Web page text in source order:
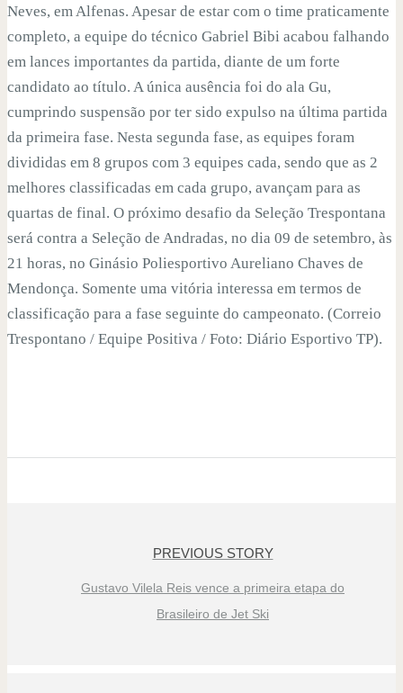
Neves, em Alfenas. Apesar de estar com o time praticamente
completo, a equipe do técnico Gabriel Bibi acabou falhando
em lances importantes da partida, diante de um forte
candidato ao título. A única ausência foi do ala Gu,
cumprindo suspensão por ter sido expulso na última partida
da primeira fase. Nesta segunda fase, as equipes foram
divididas em 8 grupos com 3 equipes cada, sendo que as 2
melhores classificadas em cada grupo, avançam para as
quartas de final. O próximo desafio da Seleção Trespontana
será contra a Seleção de Andradas, no dia 09 de setembro, às
21 horas, no Ginásio Poliesportivo Aureliano Chaves de
Mendonça. Somente uma vitória interessa em termos de
classificação para a fase seguinte do campeonato. (Correio
Trespontano / Equipe Positiva / Foto: Diário Esportivo TP).
PREVIOUS STORY
Gustavo Vilela Reis vence a primeira etapa do
Brasileiro de Jet Ski